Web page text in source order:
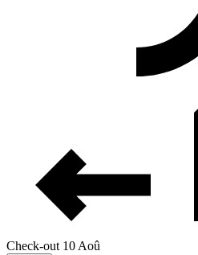
Check-out 10 Aoû